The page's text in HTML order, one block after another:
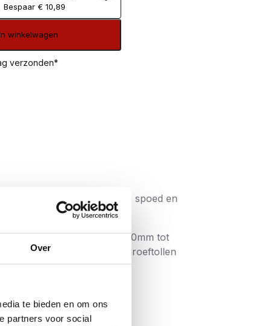
Over
te bieden en om ons
partners voor social
Bespaar € 10,89
winkelwagen
verzonden*
markt, een eigen optimale spoed en
schroeven, vanaf 60mm tot
draaien. De huidige schroeftollen
bekendste A-merken:
het hout. Met name bij schroeven